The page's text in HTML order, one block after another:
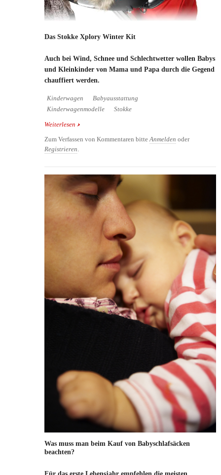
Das Stokke Xplory Winter Kit
Auch bei Wind, Schnee und Schlechtwetter wollen Babys
und Kleinkinder von Mama und Papa durch die Gegend
chauffiert werden.
Kinderwagen
Babyausstattung
Kinderwagenmodelle
Stokke
Weiterlesen über Das Stokke Xplory Winter Kit
Zum Verfassen von Kommentaren bitteAnmelden oder
Registrieren.
Was muss man beim Kauf von Babyschlafsäcken
beachten?